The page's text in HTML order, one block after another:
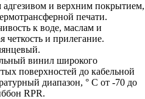
и верхним покрытием,
печати.
к воде, маслам и
четкость и прилегание.
винил широкого
поверхностей до кабельной
диапазон, ° С от -70 до
RPR.